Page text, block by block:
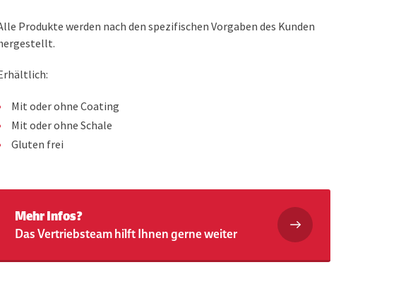
Produkte werden nach den spezifischen Vorgaben des Kunden
Mit oder ohne Coating
Mit oder ohne Schale
Gluten frei
Mehr Infos?
Das Vertriebsteam hilft Ihnen gerne weiter